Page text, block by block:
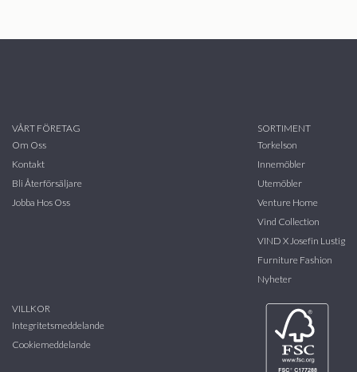
VÅRT FÖRETAG
Om Oss
Kontakt
Bli Återförsäljare
Jobba Hos Oss
SORTIMENT
Torkelson
Innemöbler
Utemöbler
Venture Home
Vind Collection
VIND X Josefin Lustig
Furniture Fashion
Nyheter
VILLKOR
Integritetsmeddelande
Cookiemeddelande